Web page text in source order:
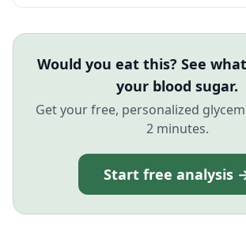
Would you eat this? See
your blood sugar.
Get your free, personalized
2 minutes.
Start free analysis